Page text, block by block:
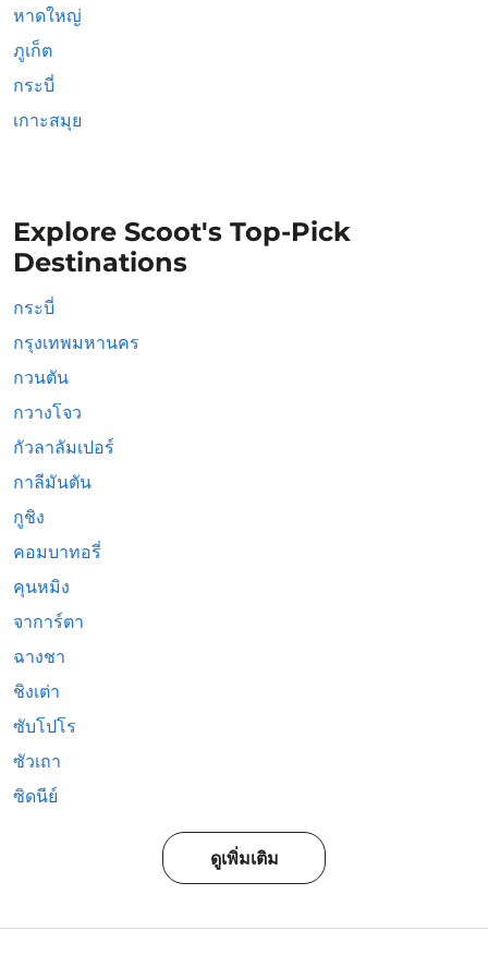
หาดใหญ่
ภูเก็ต
กระบี่
เกาะสมุย
Explore Scoot's Top-Pick
Destinations
กระบี่
กรุงเทพมหานคร
กวนตัน
กวางโจว
กัวลาลัมเปอร์
กาลีมันตัน
กูชิง
คอมบาทอรี่
คุนหมิง
จาการ์ตา
ฉางชา
ชิงเต่า
ซับโปโร
ซัวเถา
ซิดนีย์
ดูเพิ่มเติม